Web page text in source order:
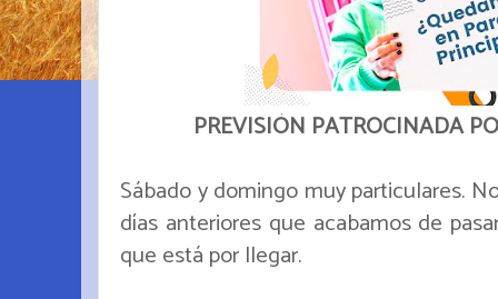
PREVISIÓN PATROCINADA
Sábado y domingo muy particulares.
días anteriores que acabamos de
que está por llegar.